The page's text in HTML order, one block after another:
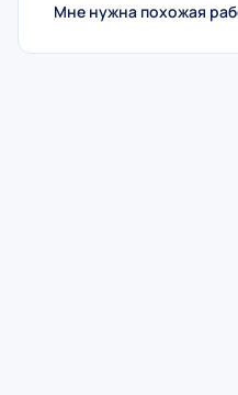
Мне нужна похожая